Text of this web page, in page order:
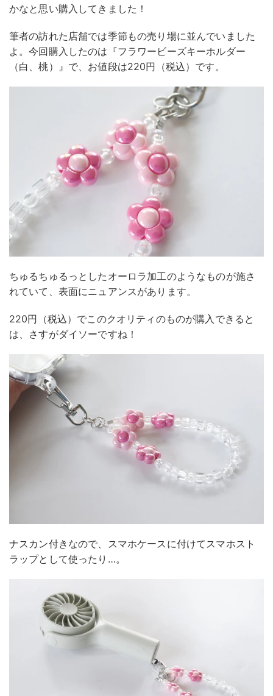
かなと思い購入してきました！
筆者の訪れた店舗では季節もの売り場に並んでいました
よ。今回購入したのは『フラワービーズキーホルダー
（白、桃）』で、お値段は220円（税込）です。
ちゅるちゅるっとしたオーロラ加工のようなものが施さ
れていて、表面にニュアンスがあります。
220円（税込）でこのクオリティのものが購入できると
は、さすがダイソーですね！
ナスカン付きなので、スマホケースに付けてスマホスト
ラップとして使ったり…。